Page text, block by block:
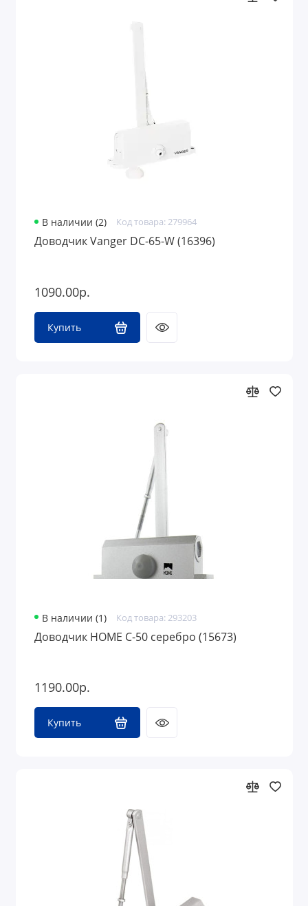
В наличии (2) Код товара: 279964
Доводчик Vanger DC-65-W (16396)
1090.00р.
Купить
В наличии (1) Код товара: 293203
Доводчик HOME C-50 серебро (15673)
1190.00р.
Купить